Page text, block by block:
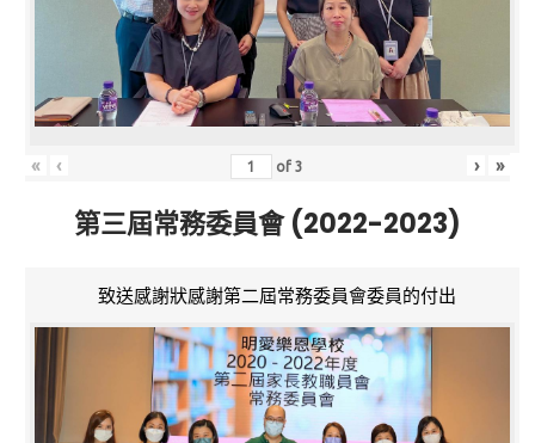
« ‹ of3 › »
第三屆常務委員會 (2022-2023)
致送感謝狀感謝第二屆常務委員會委員的付出